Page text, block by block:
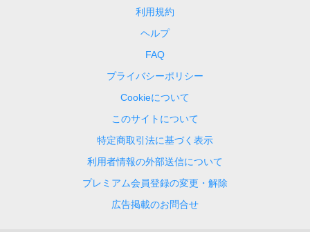
利用規約
ヘルプ
FAQ
プライバシーポリシー
Cookieについて
このサイトについて
特定商取引法に基づく表示
利用者情報の外部送信について
プレミアム会員登録の変更・解除
広告掲載のお問合せ